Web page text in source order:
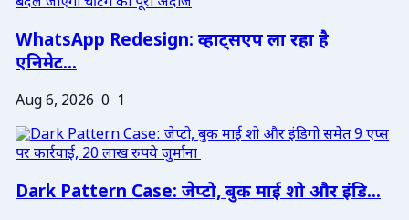
WhatsApp Redesign: व्हाट्सएप ला रहा है
एनिमेट...
Aug 6, 2026 0 1
Dark Pattern Case: जेप्टो, बुक माई शो और इंडि...